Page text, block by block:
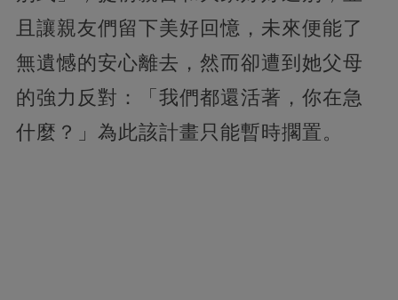
且讓親友們留下美好回憶，未來便能了
無遺憾的安心離去，然而卻遭到她父母
的強力反對：「我們都還活著，你在急
什麼？」為此該計畫只能暫時擱置。